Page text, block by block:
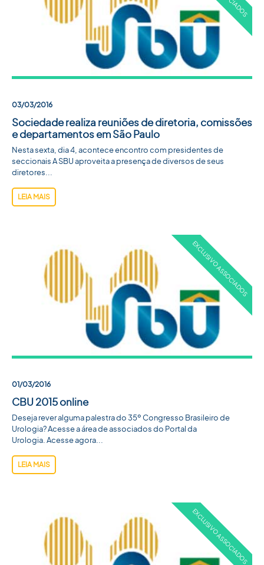
03/03/2016
Sociedade realiza reuniões de diretoria, comissões
e departamentos em São Paulo
Nesta sexta, dia 4, acontece encontro com presidentes de
seccionais A SBU aproveita a presença de diversos de seus
diretores...
LEIA MAIS
01/03/2016
CBU 2015 online
Deseja rever alguma palestra do 35º Congresso Brasileiro de
Urologia? Acesse a área de associados do Portal da
Urologia. Acesse agora...
LEIA MAIS